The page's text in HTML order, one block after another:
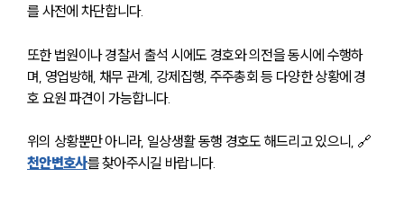
센터소개
센터소개
를 사전에 차단합니다.
또한 법원이나 경찰서 출석 시에도 경호와 의전을 동시에 수행하
며, 영업방해, 채무 관계, 강제집행, 주주총회 등 다양한 상황에 경
호 요원 파견이 가능합니다.
위의 상황뿐만 아니라, 일상생활 동행 경호도 해드리고 있으니, 🔗
천안변호사를 찾아주시길 바랍니다.